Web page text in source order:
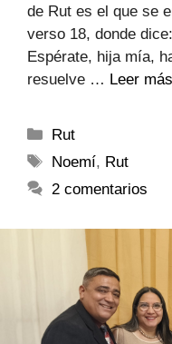
de Rut es el que se
verso 18, donde
Espérate, hija mía,
resuelve … Leer más
Rut
Noemí, Rut
2 comentarios